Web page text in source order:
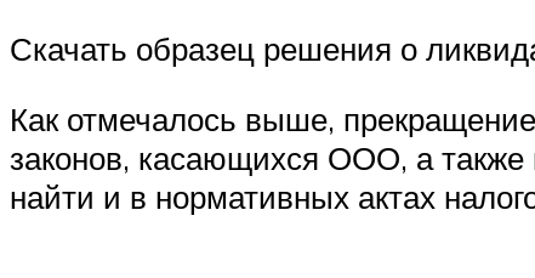
Скачать образец решения о
Как отмечалось выше,
законов, касающихся ООО, а также
найти и в нормативных актах